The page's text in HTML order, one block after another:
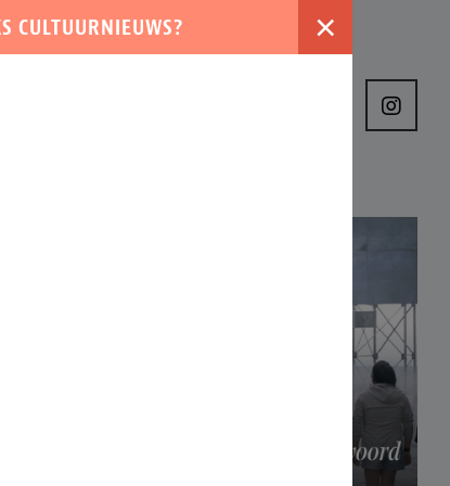
CULTUURNIEUWS? ×